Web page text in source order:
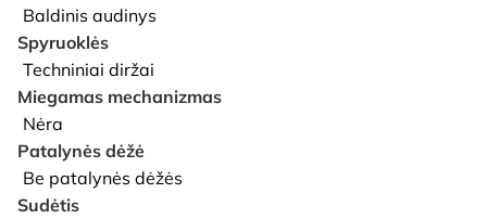
Baldinis audinys
Spyruoklės
Techniniai diržai
Miegamas mechanizmas
Nėra
Patalynės dėžė
Be patalynės dėžės
Sudėtis